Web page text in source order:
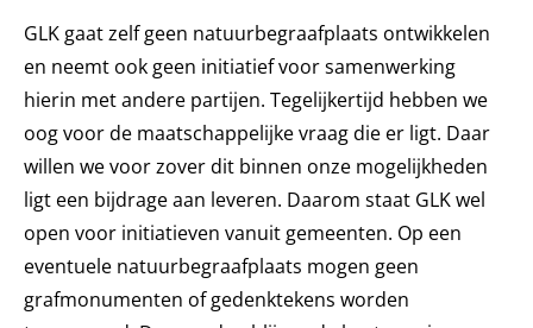
GLK gaat zelf geen natuurbegraafplaats ontwikkelen
en neemt ook geen initiatief voor samenwerking
hierin met andere partijen. Tegelijkertijd hebben we
oog voor de maatschappelijke vraag die er ligt. Daar
willen we voor zover dit binnen onze mogelijkheden
ligt een bijdrage aan leveren. Daarom staat GLK wel
open voor initiatieven vanuit gemeenten. Op een
eventuele natuurbegraafplaats mogen geen
grafmonumenten of gedenktekens worden